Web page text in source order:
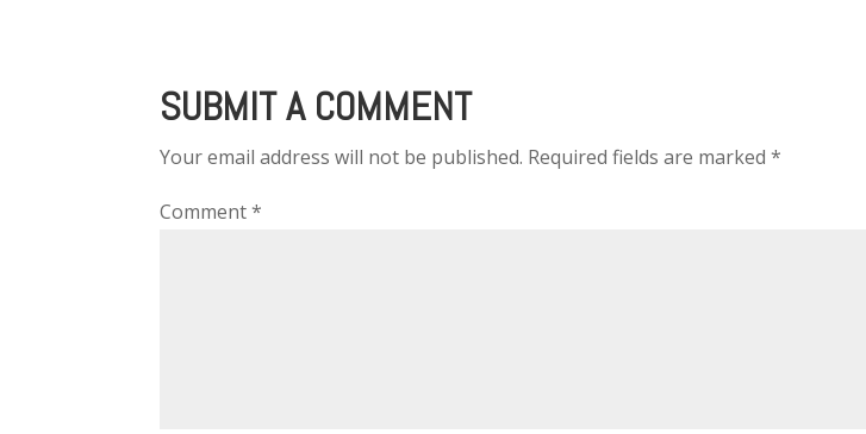
SUBMIT A COMMENT
Your email address will not be published. Required fields are marked*
Comment*